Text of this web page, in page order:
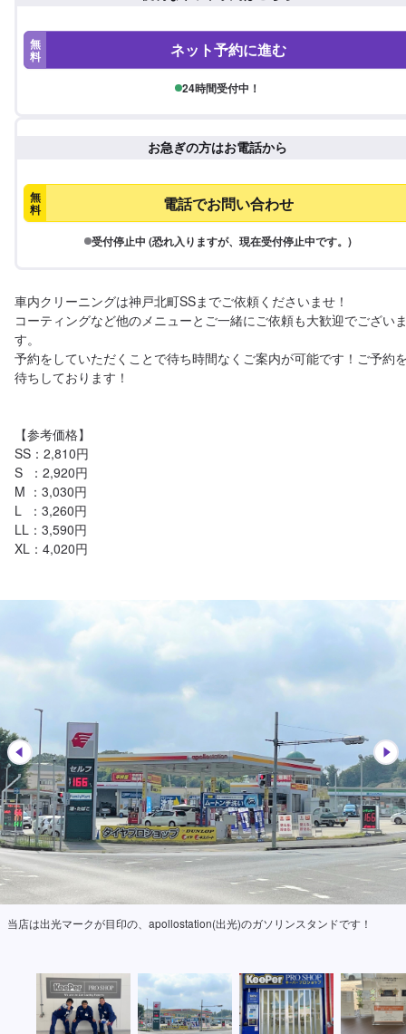
無
料 ネット予約に進む
24時間受付中！
お急ぎの方はお電話から
無
料 電話でお問い合わせ
受付停止中 (恐れ入りますが、現在受付停止中です。)
車内クリーニングは神戸北町SSまでご依頼くださいませ！
コーティングなど他のメニューとご一緒にご依頼も大歓迎でござい
す。
予約をしていただくことで待ち時間なくご案内が可能です！ご予約
待ちしております！
【参考価格】
SS：2,810円
S  ：2,920円
M ：3,030円
L  ：3,260円
LL：3,590円
XL：4,020円
当店は出光マークが目印の、apollostation(出光)のガソリンスタンドです！